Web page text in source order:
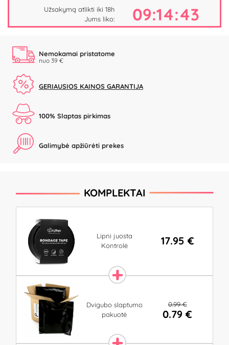
Užsakymą atlikti iki 18h
Jums liko:
09:14:42
Nemokamai pristatome
nuo 39 €
GERIAUSIOS KAINOS GARANTIJA
100% Slaptas pirkimas
Galimybė apžiūrėti prekes
KOMPLEKTAI
Lipni juosta
Kontrolė
17.95 €
Dvigubo slaptumo
pakuotė
0.99 €
0.79 €